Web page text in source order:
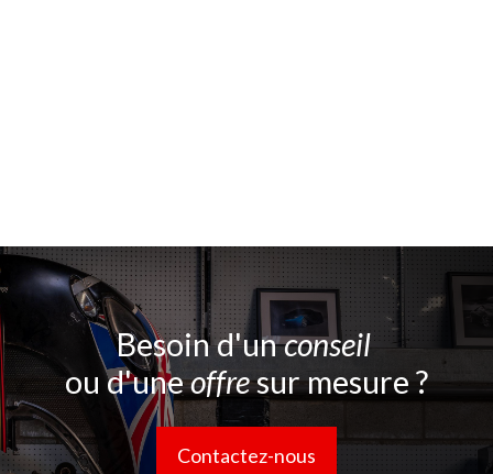
Besoin d'unconseil
ou d'uneoffresur mesure ?
Contactez-nous